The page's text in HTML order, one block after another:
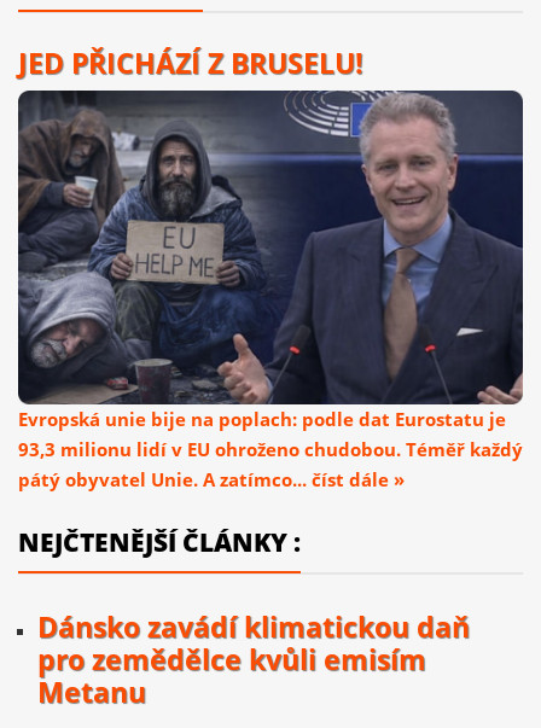
JED PŘICHÁZÍ Z BRUSELU!
Evropská unie bije na poplach: podle dat Eurostatu je
93,3 milionu lidí v EU ohroženo chudobou. Téměř každý
pátý obyvatel Unie. A zatímco... číst dále »
NEJČTENĚJŠÍ ČLÁNKY :
Dánsko zavádí klimatickou daň
pro zemědělce kvůli emisím
Metanu